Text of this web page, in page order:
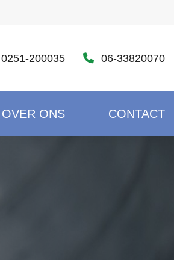
0251-200035 06-33820070
OVER ONS CONTACT